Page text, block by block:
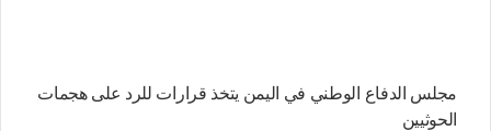
مجلس الدفاع الوطني في اليمن يتخذ قرارات للرد على هجمات
الحوثيين